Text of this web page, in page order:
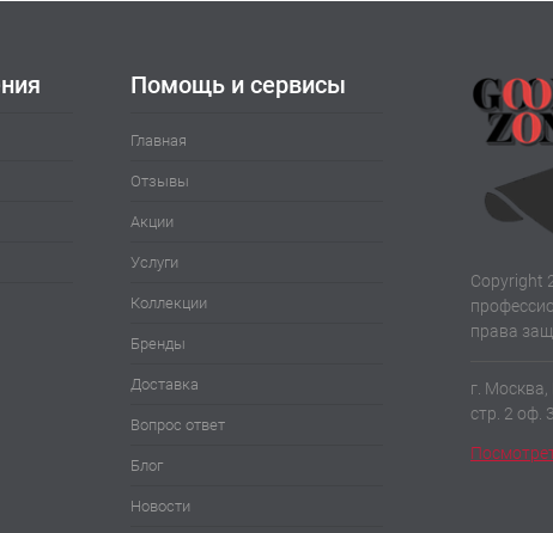
Помощь и сервисы
Главная
Отзывы
Акции
Услуги
Коллекции
Бренды
Доставка
Вопрос ответ
Блог
Новости
Copyright
права
г. Москва,
стр. 2 оф.